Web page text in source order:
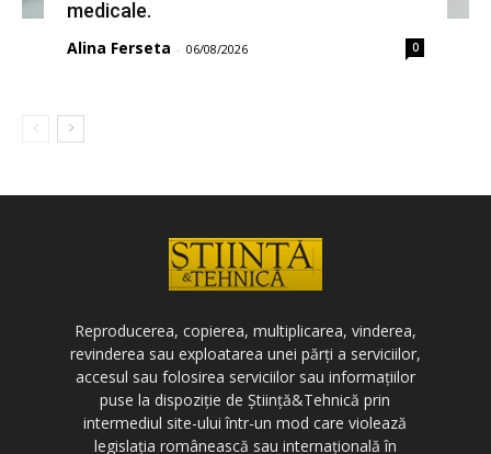
medicale.
Alina Ferseta - 06/08/2026 0
Reproducerea, copierea, multiplicarea, vinderea,
revinderea sau exploatarea unei părți a serviciilor,
accesul sau folosirea serviciilor sau informațiilor
puse la dispoziție de Știință&Tehnică prin
intermediul site-ului într-un mod care violează
legislația românească sau internațională în